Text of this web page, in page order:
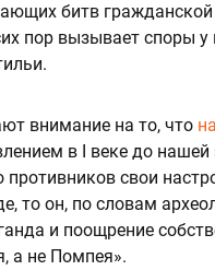
битв
пор вызывает споры
внимание на то, что
в I веке до
свои
то он, по словам
и поощрение
а не Помпея».